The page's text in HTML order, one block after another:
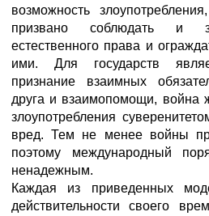
возможность
призвано соблюдать и
естественного права и
ими. Для государств
признание взаимных
друга и взаимопомощи, война
злоупотребления
вред. Тем не менее войны
поэтому международный
ненадежным.
Каждая из приведенных
действительности своего